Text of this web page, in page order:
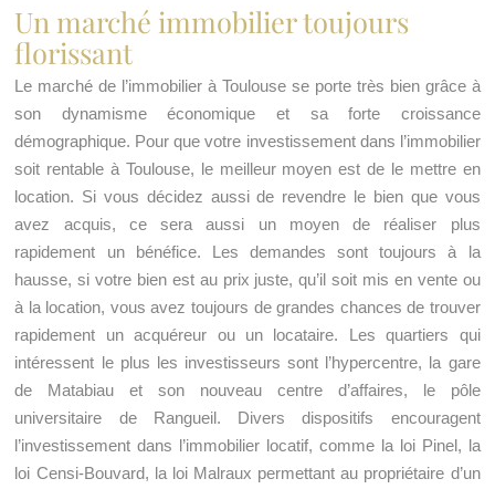
Un marché immobilier toujours
florissant
Le marché de l’immobilier à Toulouse se porte très bien grâce à
son dynamisme économique et sa forte croissance
démographique. Pour que votre investissement dans l’immobilier
soit rentable à Toulouse, le meilleur moyen est de le mettre en
location. Si vous décidez aussi de revendre le bien que vous
avez acquis, ce sera aussi un moyen de réaliser plus
rapidement un bénéfice. Les demandes sont toujours à la
hausse, si votre bien est au prix juste, qu’il soit mis en vente ou
à la location, vous avez toujours de grandes chances de trouver
rapidement un acquéreur ou un locataire. Les quartiers qui
intéressent le plus les investisseurs sont l’hypercentre, la gare
de Matabiau et son nouveau centre d’affaires, le pôle
universitaire de Rangueil. Divers dispositifs encouragent
l’investissement dans l’immobilier locatif, comme la loi Pinel, la
loi Censi-Bouvard, la loi Malraux permettant au propriétaire d’un